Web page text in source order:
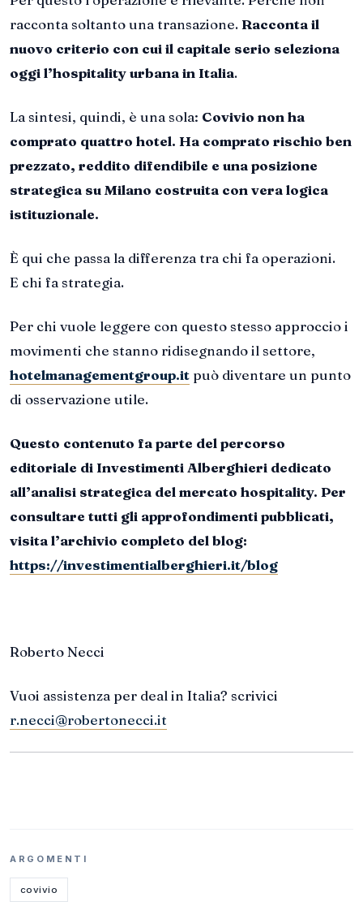
racconta soltanto una transazione.Racconta il
nuovo criterio con cui il capitale serio seleziona
oggi l’hospitality urbana in Italia.
La sintesi, quindi, è una sola: Covivio non ha
comprato quattro hotel. Ha comprato rischio ben
prezzato, reddito difendibile e una posizione
strategica su Milano costruita con vera logica
istituzionale.
È qui che passa la differenza tra chi fa operazioni.
E chi fa strategia.
Per chi vuole leggere con questo stesso approccio i
movimenti che stanno ridisegnando il settore,
hotelmanagementgroup.it può diventare un punto
di osservazione utile.
Questo contenuto fa parte del percorso
editoriale di Investimenti Alberghieri dedicato
all’analisi strategica del mercato hospitality. Per
consultare tutti gli approfondimenti pubblicati,
visita l’archivio completo del blog:
https://investimentialberghieri.it/blog
Roberto Necci
Vuoi assistenza per deal in Italia? scrivici
r.necci@robertonecci.it
ARGOMENTI
covivio